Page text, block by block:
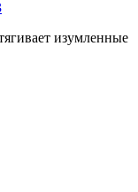
изумленные